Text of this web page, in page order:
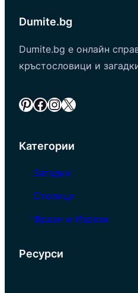
Dumite.bg
Dumite.bg е онлайн
кръстословици и
Pinterest Facebook InstagramX
Категории
Загадки
Столици
Фрази и Изрази
Ресурси